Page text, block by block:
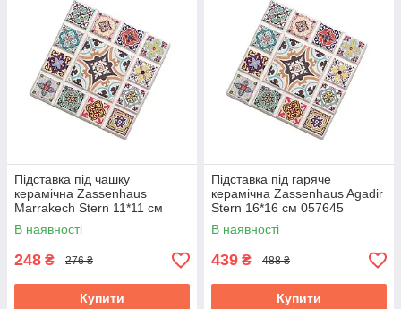
Підставка під чашку
керамічна Zassenhaus
Marrakech Stern 11*11 см
057607
В наявності
248 ₴ 276 ₴
Купити
Підставка під гаряче
керамічна Zassenhaus Agadir
Stern 16*16 см 057645
В наявності
439 ₴ 488 ₴
Купити